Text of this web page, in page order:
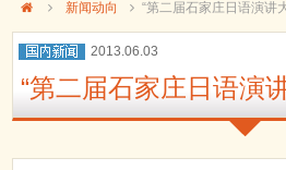
新闻动向 “第二届石家庄日语演讲
2013.06.03
“第二届石家庄日语演